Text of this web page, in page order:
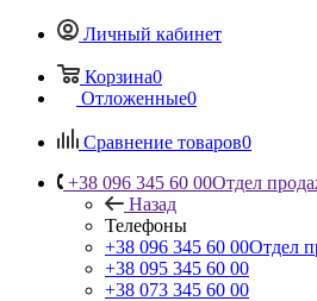
Личный кабинет
Корзина0
Отложенные0
Сравнение товаров0
+38 096 345 60 00Отдел
Назад
Телефоны
+38 096 345 60 00Отдел
+38 095 345 60 00
+38 073 345 60 00